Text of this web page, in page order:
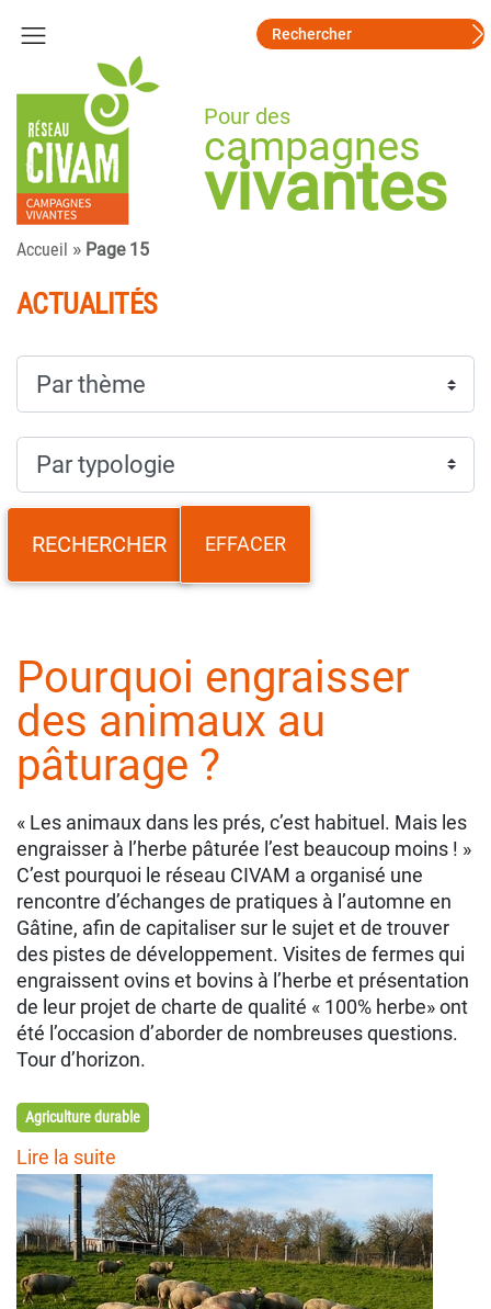
Pour des
campagnes
vivantes
Accueil » Page 15
ACTUALITÉS
EFFACER
Pourquoi engraisser
des animaux au
pâturage ?
« Les animaux dans les prés, c’est habituel. Mais les
engraisser à l’herbe pâturée l’est beaucoup moins ! »
C’est pourquoi le réseau CIVAM a organisé une
rencontre d’échanges de pratiques à l’automne en
Gâtine, afin de capitaliser sur le sujet et de trouver
des pistes de développement. Visites de fermes qui
engraissent ovins et bovins à l’herbe et présentation
de leur projet de charte de qualité « 100% herbe» ont
été l’occasion d’aborder de nombreuses questions.
Tour d’horizon.
Agriculture durable
Lire la suite